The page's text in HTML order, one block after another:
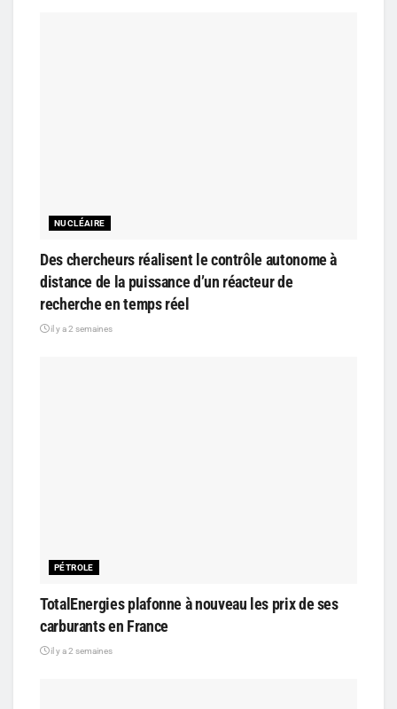
NUCLÉAIRE
Des chercheurs réalisent le contrôle autonome à
distance de la puissance d’un réacteur de
recherche en temps réel
il y a 2 semaines
PÉTROLE
TotalEnergies plafonne à nouveau les prix de ses
carburants en France
il y a 2 semaines